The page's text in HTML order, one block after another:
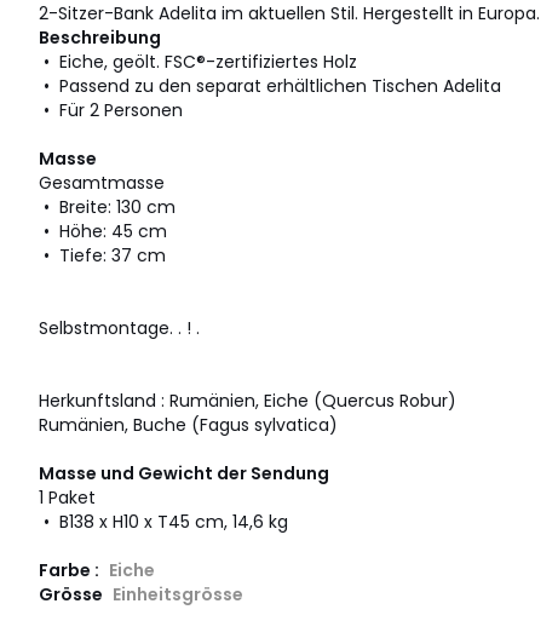
2-Sitzer-Bank Adelita im aktuellen Stil. Hergestellt in Europa.
Beschreibung
• Eiche, geölt. FSC®-zertifiziertes Holz
• Passend zu den separat erhältlichen Tischen Adelita
• Für 2 Personen
Masse
Gesamtmasse
• Breite: 130 cm
• Höhe: 45 cm
• Tiefe: 37 cm
Selbstmontage. . ! .
Herkunftsland : Rumänien, Eiche (Quercus Robur)
Rumänien, Buche (Fagus sylvatica)
Masse und Gewicht der Sendung
1 Paket
• B138 x H10 x T45 cm, 14,6 kg
Farbe : Eiche
Grösse Einheitsgrösse